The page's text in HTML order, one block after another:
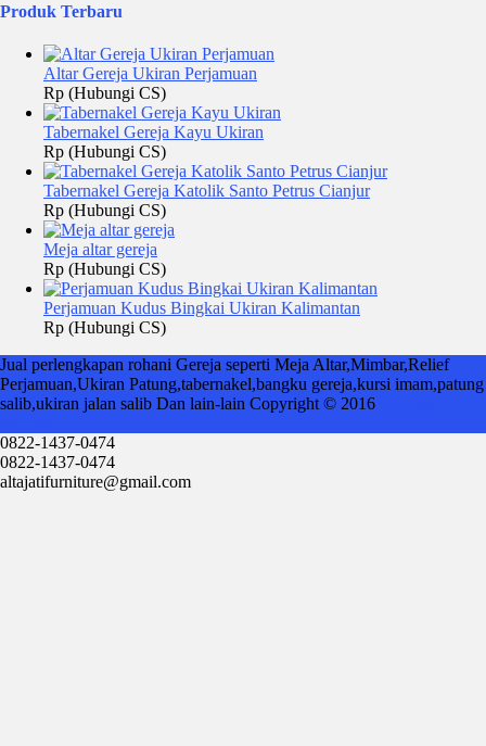
Produk Terbaru
Altar Gereja Ukiran Perjamuan
Rp (Hubungi CS)
Tabernakel Gereja Kayu Ukiran
Rp (Hubungi CS)
Tabernakel Gereja Katolik Santo Petrus Cianjur
Rp (Hubungi CS)
Meja altar gereja
Rp (Hubungi CS)
Perjamuan Kudus Bingkai Ukiran Kalimantan
Rp (Hubungi CS)
Jual perlengkapan rohani Gereja seperti Meja Altar,Mimbar,Relief
Perjamuan,Ukiran Patung,tabernakel,bangku gereja,kursi imam,patung
salib,ukiran jalan salib Dan lain-lain Copyright © 2016
0822-1437-0474
0822-1437-0474
altajatifurniture@gmail.com